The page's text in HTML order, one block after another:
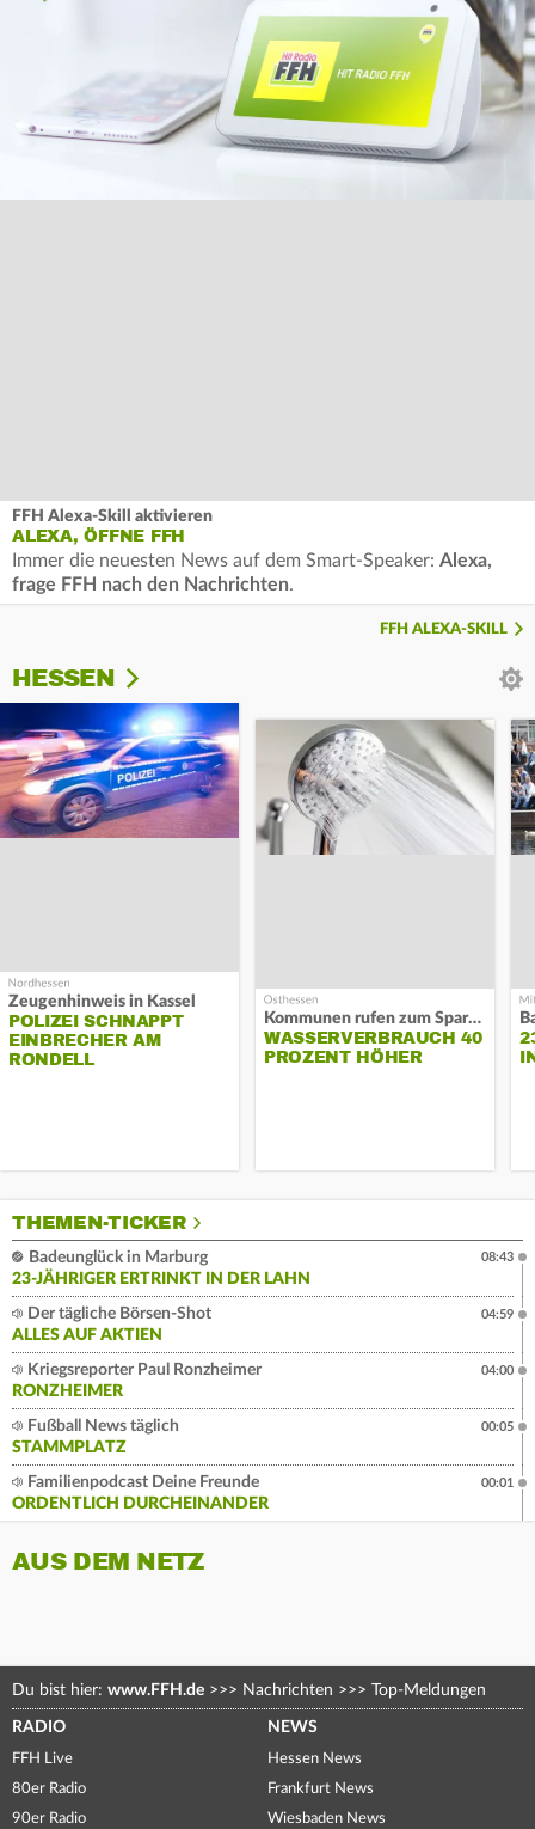
FFH Alexa-Skill aktivieren
ALEXA, ÖFFNE FFH
Immer die neuesten News auf dem Smart-Speaker: Alexa,
frage FFH nach den Nachrichten.
FFH ALEXA-SKILL
HESSEN
Zeugenhinweis in Kassel
POLIZEI SCHNAPPT
EINBRECHER AM
RONDELL
Kommunen rufen zum Sparen auf
WASSERVERBRAUCH 40
PROZENT HÖHER
THEMEN-TICKER
Badeunglück in Marburg
23-JÄHRIGER ERTRINKT IN DER LAHN
08:43
Der tägliche Börsen-Shot
ALLES AUF AKTIEN
04:59
Kriegsreporter Paul Ronzheimer
RONZHEIMER
04:00
Fußball News täglich
STAMMPLATZ
00:05
Familienpodcast Deine Freunde
ORDENTLICH DURCHEINANDER
00:01
AUS DEM NETZ
Du bist hier: www.FFH.de >>> Nachrichten >>> Top-Meldungen
RADIO
FFH Live
80er Radio
90er Radio
NEWS
Hessen News
Frankfurt News
Wiesbaden News